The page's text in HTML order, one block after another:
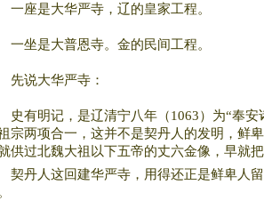
座是大华严寺，辽的皇家工程。
坐是大普恩寺。金的民间工程。
说大华严寺：
有明记，是辽清宁八年（1063）为“奉安
宗两项合一，这并不是契丹人的发明，鲜
供过北魏大祖以下五帝的丈六金像，早就
丹人这回建华严寺，用得还正是鲜卑人留